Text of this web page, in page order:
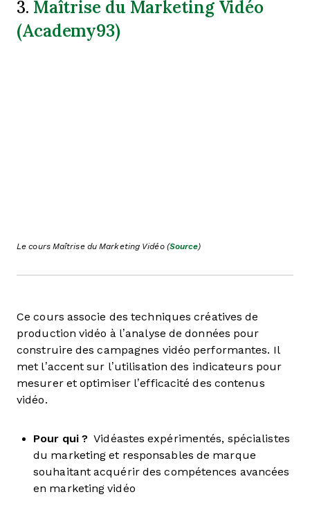
3. Maîtrise du Marketing Vidéo
(Academy93)
Le cours Maîtrise du Marketing Vidéo (Source)
Ce cours associe des techniques créatives de
production vidéo à l’analyse de données pour
construire des campagnes vidéo performantes. Il
met l’accent sur l’utilisation des indicateurs pour
mesurer et optimiser l’efficacité des contenus
vidéo.
Pour qui ? Vidéastes expérimentés, spécialistes
du marketing et responsables de marque
souhaitant acquérir des compétences avancées
en marketing vidéo